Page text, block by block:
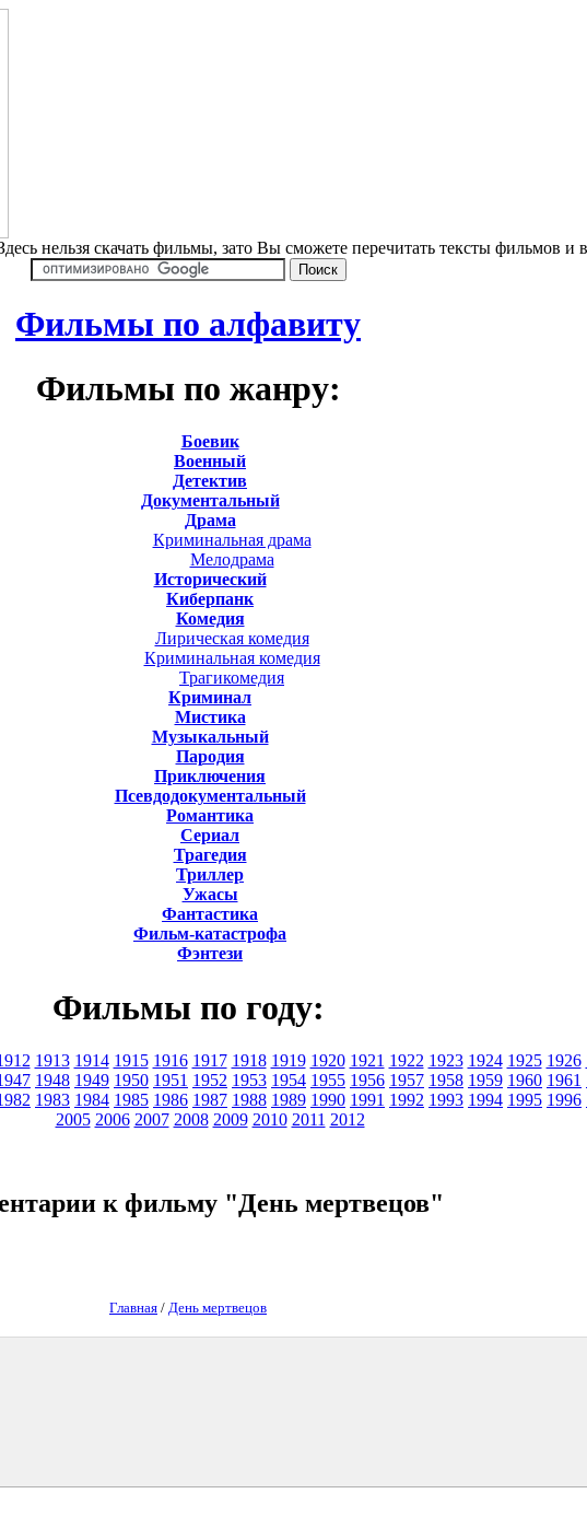
нельзя скачать фильмы, зато Вы сможете перечитать тексты фильмов
Фильмы по алфавиту
Фильмы по жанру:
Боевик
Военный
Детектив
Документальный
Драма
Криминальная драма
Мелодрама
Исторический
Киберпанк
Комедия
Лирическая комедия
Криминальная комедия
Трагикомедия
Криминал
Мистика
Музыкальный
Пародия
Приключения
Псевдодокументальный
Романтика
Cериал
Трагедия
Триллер
Ужасы
Фантастика
Фильм-катастрофа
Фэнтези
Фильмы по году:
1913 1914 1915 1916 1917 1918 1919 1920 1921 1922 1923 1924 1925 1926
1948 1949 1950 1951 1952 1953 1954 1955 1956 1957 1958 1959 1960 1961
1983 1984 1985 1986 1987 1988 1989 1990 1991 1992 1993 1994 1995 1996
2005 2006 2007 2008 2009 2010 2011 2012
к фильму "День мертвецов"
Главная / День мертвецов